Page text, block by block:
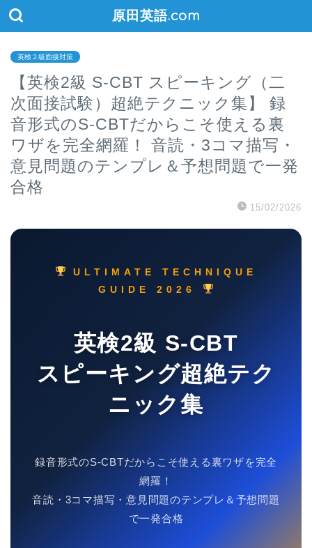
原田英語.com
英検２級面接対策
【英検2級 S-CBT スピーキング（二
次面接試験）超絶テクニック集】 録
音形式のS-CBTだからこそ使える裏
ワザを完全網羅！ 音読・3コマ描写・
意見問題のテンプレ＆予想問題で一発
合格
15/02/2026
ULTIMATE TECHNIQUE
GUIDE 2026
英検2級 S-CBT
スピーキング超絶テク
ニック集
録音形式のS-CBTだからこそ使える裏ワザを完全
網羅！
音読・3コマ描写・意見問題のテンプレ＆予想問題
で一発合格